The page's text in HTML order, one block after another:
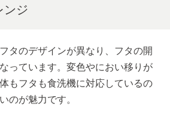
ンジ
タのデザインが異なり、フタの開
っています。変色やにおい移りが
もフタも食洗機に対応しているの
のが魅力です。